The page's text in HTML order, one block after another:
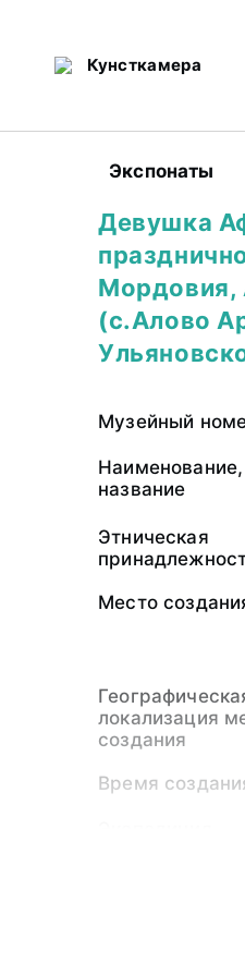
Кунсткамера
Экспонаты
Девушка
Мордовия,
(с.Алово
Музейный
Наименование,
название
Этническая
Место
локализация
создания
Время